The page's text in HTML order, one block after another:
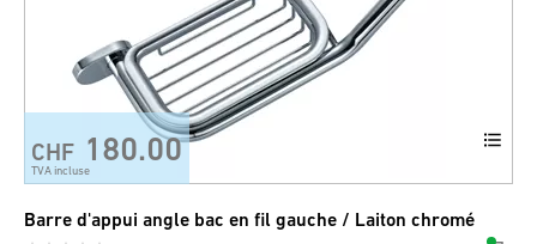
CHF 180.00
TVA incluse
Barre d'appui angle bac en fil gauche / Laiton chromé